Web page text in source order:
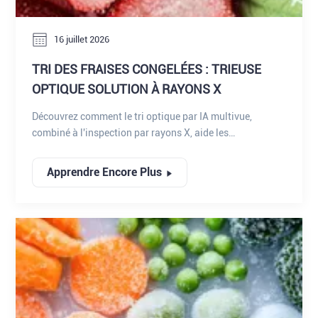
16 juillet 2026
TRI DES FRAISES CONGELÉES : TRIEUSE
OPTIQUE SOLUTION À RAYONS X
Découvrez comment le tri optique par IA multivue,
combiné à l'inspection par rayons X, aide les
manière fiable le sable, les défauts et les corps étrangers.
Apprendre Encore Plus